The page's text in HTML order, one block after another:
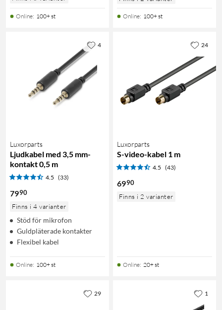
Online: 100+ st Online: 100+ st
Luxorparts
Ljudkabel med 3,5 mm-
kontakt 0,5 m
4.5 (33)
7990
Finns i 4 varianter
Stöd för mikrofon
Guldpläterade kontakter
Flexibel kabel
Online: 100+ st
4
Luxorparts
S-video-kabel 1 m
4.5 (43)
6990
Finns i 2 varianter
Online: 20+ st
24
29 1